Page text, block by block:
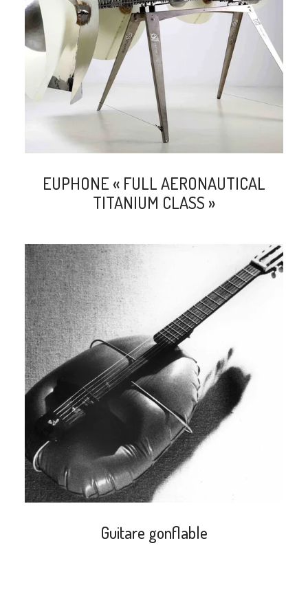
search
EUPHONE « FULL AERONAUTICAL
TITANIUM CLASS »
search
Guitare gonflable